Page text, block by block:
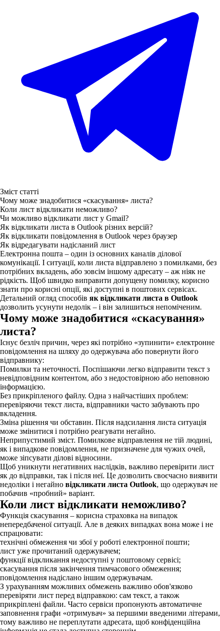
Зміст статті
Чому може знадобитися «скасування» листа?
Коли лист відкликати неможливо?
Чи можливо відкликати лист у Gmail?
Як відкликати листа в Outlook різних версій?
Як відкликати повідомлення в Outlook через браузер
Як відредагувати надісланий лист
Електронна пошта – один із основних каналів ділової
комунікації. І ситуації, коли листа відправлено з помилками, без
потрібних вкладень, або зовсім іншому адресату – аж ніяк не
рідкість. Щоб швидко виправити допущену помилку, корисно
знати про корисні опції, які доступні в поштових сервісах.
Детальний огляд способів як відкликати листа в Outlook
дозволить усунути недолік – і він залишиться непоміченим.
Чому може знадобитися «скасування»
листа?
Існує безліч причин, через які потрібно «зупинити» електронне
повідомлення на шляху до одержувача або повернути його
відправнику:
Помилки та неточності. Поспішаючи легко відправити текст з
невідповідним контентом, або з недостовірною або неповною
інформацією.
Без прикріпленого файлу. Одна з найчастіших проблем:
перевіряючи текст листа, відправники часто забувають про
вкладення.
Зміна рішення чи обставин. Після надсилання листа ситуація
може змінитися і потрібно реагувати негайно.
Неприпустимий зміст. Помилкове відправлення не тій людині,
як і випадкове повідомлення, не призначене для чужих очей,
може зіпсувати ділові відносини.
Щоб уникнути негативних наслідків, важливо перевірити лист
як до відправки, так і після неї. Це дозволить своєчасно виявити
недоліки і негайно відкликати листа Outlook, що одержувач не
побачив «пробний» варіант.
Коли лист відкликати неможливо?
Функція скасування – корисна страховка на випадок
непередбаченої ситуації. Але в деяких випадках вона може і не
спрацювати:
технічні обмеження чи збої у роботі електронної пошти;
лист уже прочитаний одержувачем;
функції відкликання недоступні у поштовому сервісі;
скасування після закінчення тимчасового обмеження;
повідомлення надіслано іншим одержувачам.
З урахуванням можливих обмежень важливо обов'язково
перевіряти лист перед відправкою: сам текст, а також
прикріплені файли. Часто сервіси пропонують автоматичне
заповнення графи «отримувач» за першими введеними літерами,
тому важливо не переплутати адресата, щоб конфіденційна